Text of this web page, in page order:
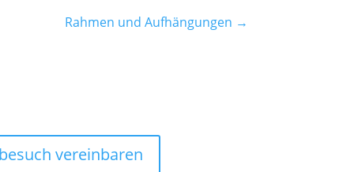
Rahmen und Aufhängungen →
vereinbaren